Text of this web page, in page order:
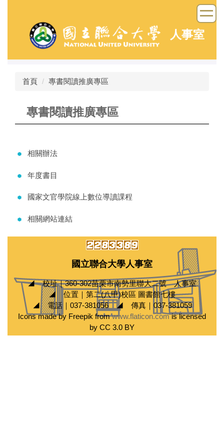
容
人事室
首頁 專書閱讀推廣專區
專書閱讀推廣專區
相關辦法
年度書目
國家文官學院線上數位導讀課程
相關網站連結
國立聯合大學人事室
◢ 校址｜360-302苗栗市南勢里聯大二號 人事室
◢ 位置｜第二(八甲)校區 圖書館七樓
◢ 電話｜037-381056 ◢ 傳真｜037-381059
Icons made by Freepik fromwww.flaticon.comis licensed
by CC 3.0 BY